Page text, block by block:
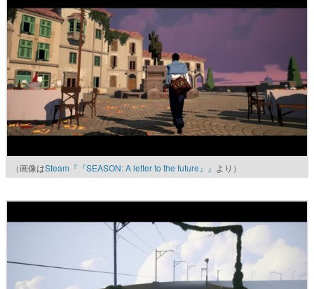
（画像はSteam『『SEASON: A letter to the future』』 より）